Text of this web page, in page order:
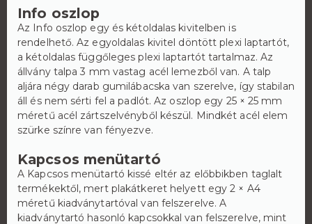
Info oszlop
Az Info oszlop egy és kétoldalas kivitelben is
rendelhető. Az egyoldalas kivitel döntött plexi laptartót,
a kétoldalas függőleges plexi laptartót tartalmaz. Az
állvány talpa 3 mm vastag acél lemezből van. A talp
aljára négy darab gumilábacska van szerelve, így stabilan
áll és nem sérti fel a padlót. Az oszlop egy 25 × 25 mm
méretű acél zártszelvényből készül. Mindkét acél elem
szürke színre van fényezve.
Kapcsos menütartó
A Kapcsos menütartó kissé eltér az előbbikben taglalt
termékektől, mert plakátkeret helyett egy 2 × A4
méretű kiadványtartóval van felszerelve. A
kiadványtartó hasonló kapcsokkal van felszerelve, mint